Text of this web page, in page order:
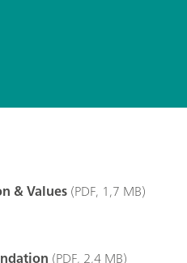
& Values(PDF, 1,7 MB)